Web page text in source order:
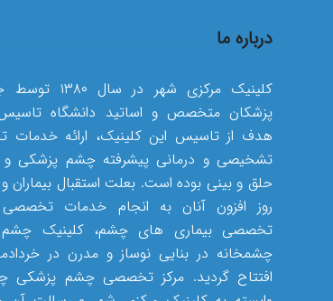
درباره ما
کلینیک مرکزی شهر
پزشکان متخصص و اساتید دانشگاه
هدف از تاسیس این کلینیک، ارائه خدمات
تشخیصی و درمانی پیشرفته چشم پزشکی
حلق و بینی بوده است. بعلت استقبال بیماران و
روز افزون آنان به انجام خدمات
تخصصی بیماری های چشم، کلینیک
افتتاح گردید. مرکز تخصصی چشم پزشکی